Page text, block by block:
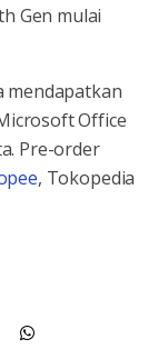
Gen mulai
mendapatkan
Office
Pre-order
, Tokopedia